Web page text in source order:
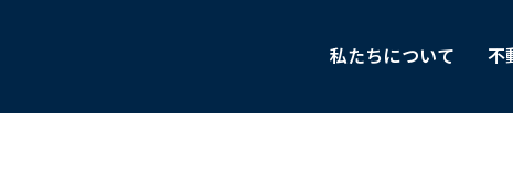
私たちについて 不